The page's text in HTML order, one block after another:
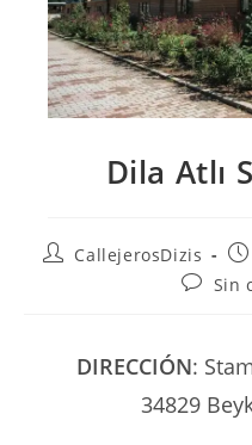
Dila Atlı
AutorCallejerosDizis
la
Sin
DIRECCIÓN:
34829